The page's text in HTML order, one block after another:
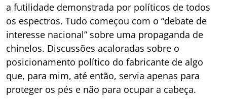
a futilidade demonstrada por políticos de todos
os espectros. Tudo começou com o “debate de
interesse nacional” sobre uma propaganda de
chinelos. Discussões acaloradas sobre o
posicionamento político do fabricante de algo
que, para mim, até então, servia apenas para
proteger os pés e não para ocupar a cabeça.